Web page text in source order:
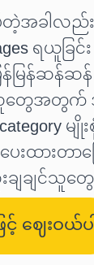
ခါလည်း
ရယူခ
ြန်ဆန်ဆ
တွက် အဆင်
ထားတာက
းချချ
င့် ဈေးဝယ်